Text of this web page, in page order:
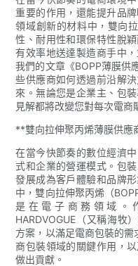
重要的作用，還能提升品
領域創新的材料中，雙向
性、耐用性和環保特性脫
有效率地送達製造商手中
我們的文章《BOPP薄膜供
些供應商如何透過前沿解
來。無論您是企業主、包
見解都將改變您對每次電商
**雙向拉伸聚丙烯薄膜供應
在當今快節奏的數位經濟
式和企業的營運模式。包
發展成為客戶體驗和品牌
中，雙向拉伸聚丙烯（
是在電子商務領域。
HARDVOGUE（又稱海牧
方案，以滿足電商包裝的
商包裝領域的關鍵作用，
做出貢獻。